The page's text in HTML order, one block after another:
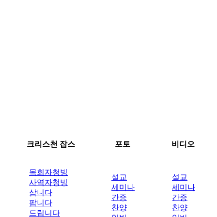
크리스천 잡스 포토 비디오
목회자청빙
사역자청빙
삽니다
팝니다
드립니다
설교
세미나
간증
찬양
설교
세미나
간증
찬양